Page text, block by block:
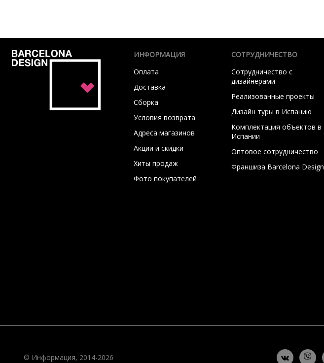
ИНФОРМАЦИЯ
Оплата
Доставка
Сборка
Условия возврата
Адреса магазинов
Акции и скидки
Хиты продаж
Фото покупателей
СОТРУДНИЧЕСТВО
Сотрудничество с
дизайнерами
Реализованные проекты
Дизайн туры в Испанию
Комплектация объектов в
Испании
Оптовое сотрудничество
Франшиза Barcelona Design
© Информация, 2014-2026